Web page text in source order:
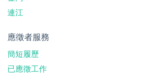
連江
應徵者服務
簡短履歷
已應徵工作